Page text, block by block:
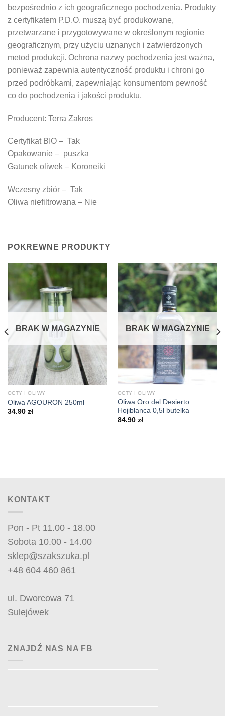
bezpośrednio z ich geograficznego pochodzenia. Produkty
z certyfikatem P.D.O. muszą być produkowane,
przetwarzane i przygotowywane w określonym regionie
geograficznym, przy użyciu uznanych i zatwierdzonych
metod produkcji. Ochrona nazwy pochodzenia jest ważna,
ponieważ zapewnia autentyczność produktu i chroni go
przed podróbkami, zapewniając konsumentom pewność
co do pochodzenia i jakości produktu.
Producent: Terra Zakros
Certyfikat BIO – Tak
Opakowanie – puszka
Gatunek oliwek – Koroneiki
Wczesny zbiór – Tak
Oliwa niefiltrowana – Nie
POKREWNE PRODUKTY
BRAK W MAGAZYNIE
OCTY I OLIWY
Oliwa AGOURON 250ml
34.90 zł
BRAK W MAGAZYNIE
OCTY I OLIWY
Oliwa Oro del Desierto
Hojiblanca 0,5l butelka
84.90 zł
KONTAKT
Pon - Pt 11.00 - 18.00
Sobota 10.00 - 14.00
sklep@szakszuka.pl
+48 604 460 861
ul. Dworcowa 71
Sulejówek
ZNAJDŹ NAS NA FB